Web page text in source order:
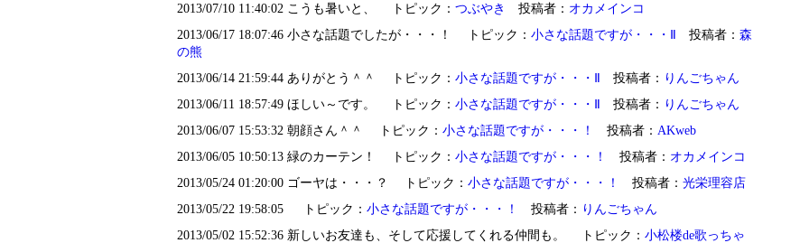
2013/07/10 11:40:02 こうも暑いと、 トピック： つぶやき 投稿者： オカメインコ
2013/06/17 18:07:46 小さな話題でしたが・・・！ トピック： 小さな話題ですが・・・Ⅱ 投稿者： 森
の熊
2013/06/14 21:59:44 ありがとう＾＾ トピック： 小さな話題ですが・・・Ⅱ 投稿者： りんごちゃん
2013/06/11 18:57:49 ほしい～です。 トピック： 小さな話題ですが・・・Ⅱ 投稿者： りんごちゃん
2013/06/07 15:53:32 朝顔さん＾＾ トピック： 小さな話題ですが・・・！ 投稿者： AKweb
2013/06/05 10:50:13 緑のカーテン！ トピック： 小さな話題ですが・・・！ 投稿者： オカメインコ
2013/05/24 01:20:00 ゴーヤは・・・？ トピック： 小さな話題ですが・・・！ 投稿者： 光栄理容店
2013/05/22 19:58:05 トピック： 小さな話題ですが・・・！ 投稿者： りんごちゃん
2013/05/02 15:52:36 新しいお友達も、そして応援してくれる仲間も。 トピック： 小松楼de歌っちゃ